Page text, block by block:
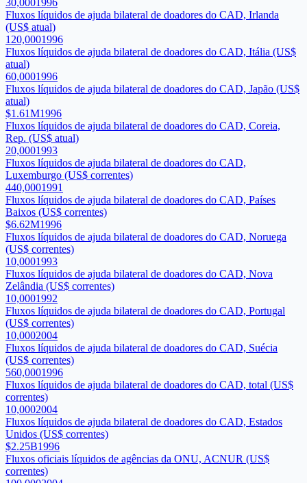
30,000 1996
Fluxos líquidos de ajuda bilateral de doadores do CAD, Irlanda
(US$ atual)
120,0001996
Fluxos líquidos de ajuda bilateral de doadores do CAD, Itália (US$
atual)
60,0001996
Fluxos líquidos de ajuda bilateral de doadores do CAD, Japão (US$
atual)
$1.61M1996
Fluxos líquidos de ajuda bilateral de doadores do CAD, Coreia,
Rep. (US$ atual)
20,0001993
Fluxos líquidos de ajuda bilateral de doadores do CAD,
Luxemburgo (US$ correntes)
440,0001991
Fluxos líquidos de ajuda bilateral de doadores do CAD, Países
Baixos (US$ correntes)
$6.62M1996
Fluxos líquidos de ajuda bilateral de doadores do CAD, Noruega
(US$ correntes)
10,0001993
Fluxos líquidos de ajuda bilateral de doadores do CAD, Nova
Zelândia (US$ correntes)
10,0001992
Fluxos líquidos de ajuda bilateral de doadores do CAD, Portugal
(US$ correntes)
10,0002004
Fluxos líquidos de ajuda bilateral de doadores do CAD, Suécia
(US$ correntes)
560,0001996
Fluxos líquidos de ajuda bilateral de doadores do CAD, total (US$
correntes)
10,0002004
Fluxos líquidos de ajuda bilateral de doadores do CAD, Estados
Unidos (US$ correntes)
$2.25B1996
Fluxos oficiais líquidos de agências da ONU, ACNUR (US$
correntes)